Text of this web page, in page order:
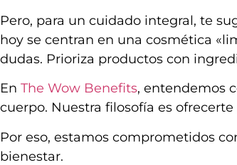
Pero, para un cuidado integral, te
hoy se centran en una cosmética
dudas. Prioriza productos con
En The Wow Benefits, entendemos
cuerpo. Nuestra filosofía es
Por eso, estamos comprometidos
bienestar.